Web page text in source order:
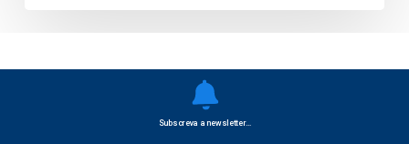
Subscreva a newsletter…